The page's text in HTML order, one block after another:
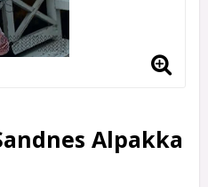
Alpakka